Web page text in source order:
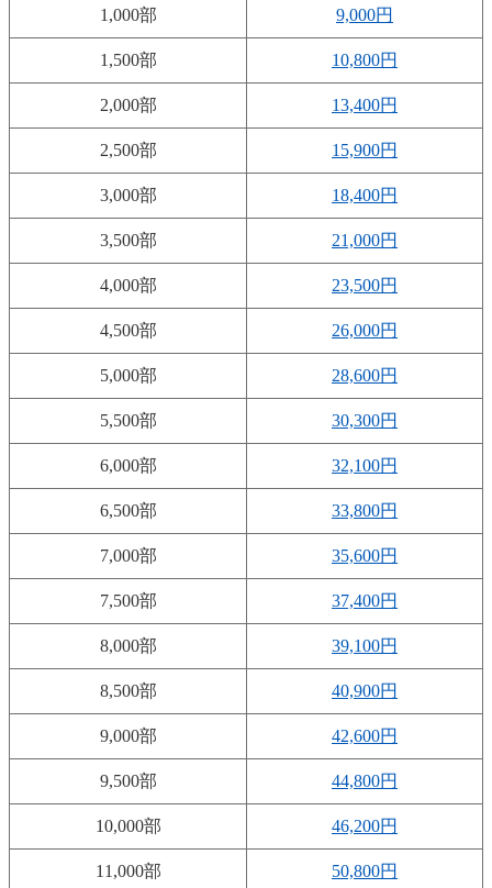
1,000部 9,000円
1,500部 10,800円
2,000部 13,400円
2,500部 15,900円
3,000部 18,400円
3,500部 21,000円
4,000部 23,500円
4,500部 26,000円
5,000部 28,600円
5,500部 30,300円
6,000部 32,100円
6,500部 33,800円
7,000部 35,600円
7,500部 37,400円
8,000部 39,100円
8,500部 40,900円
9,000部 42,600円
9,500部 44,800円
10,000部 46,200円
11,000部 50,800円